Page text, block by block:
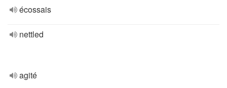
écossais
nettled
agité